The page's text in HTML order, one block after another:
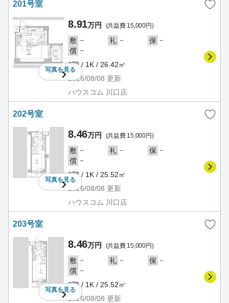
201号室
写真を見る
8.91万円 (共益費 15,000円)
敷 － 礼 － 保 －
償 －
2階 / 1K / 26.42㎡
2026/08/08 更新
ハウスコム 川口店
202号室
写真を見る
8.46万円 (共益費 15,000円)
敷 － 礼 － 保 －
償 －
2階 / 1K / 25.52㎡
2026/08/08 更新
ハウスコム 川口店
203号室
写真を見る
8.46万円 (共益費 15,000円)
敷 － 礼 － 保 －
償 －
2階 / 1K / 25.52㎡
2026/08/08 更新